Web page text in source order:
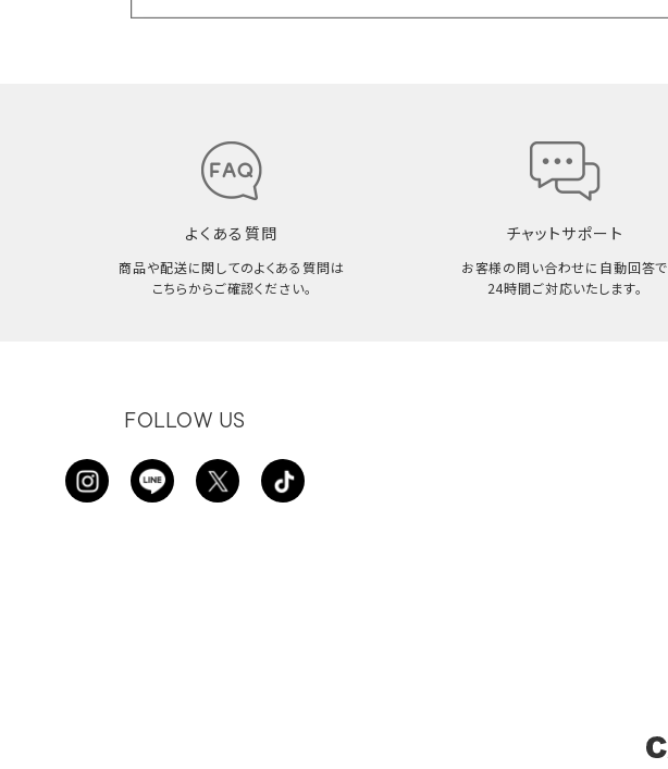
よくある質問
商品や配送に関してのよくある質問は
こちらからご確認ください。
チャットサポート
お客様の問い合わせに自動回答で
24時間ご対応いたします。
FOLLOW US